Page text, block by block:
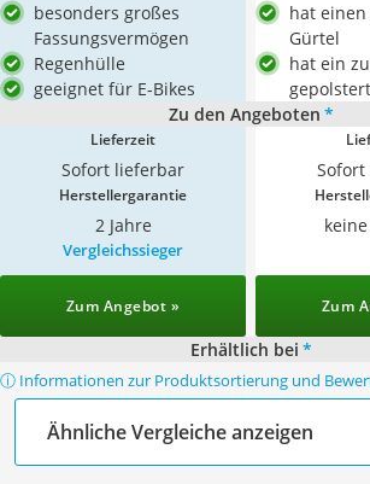
besonders großes
Fassungsvermögen
Regenhülle
geeignet für E-Bikes
hat
Gürtel
hat ein
Zu den Angeboten *
Lieferzeit
Sofort lieferbar
Herstellergarantie
2 Jahre
Vergleichssieger
Zum Angebot » Zum
Erhältlich bei *
ⓘ Informationen zur Produktsortierung und
Ähnliche Vergleiche anzeigen